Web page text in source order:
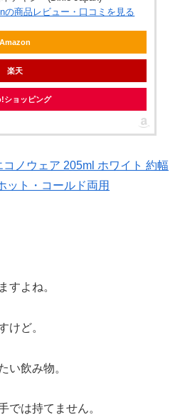
の商品レビュー・口コミを見る
Amazon
楽天
ショッピング
ノウェア 205ml ホワイト 約幅
ット・コールド両用
すよね。
けど。
い飲み物。
では持てません。